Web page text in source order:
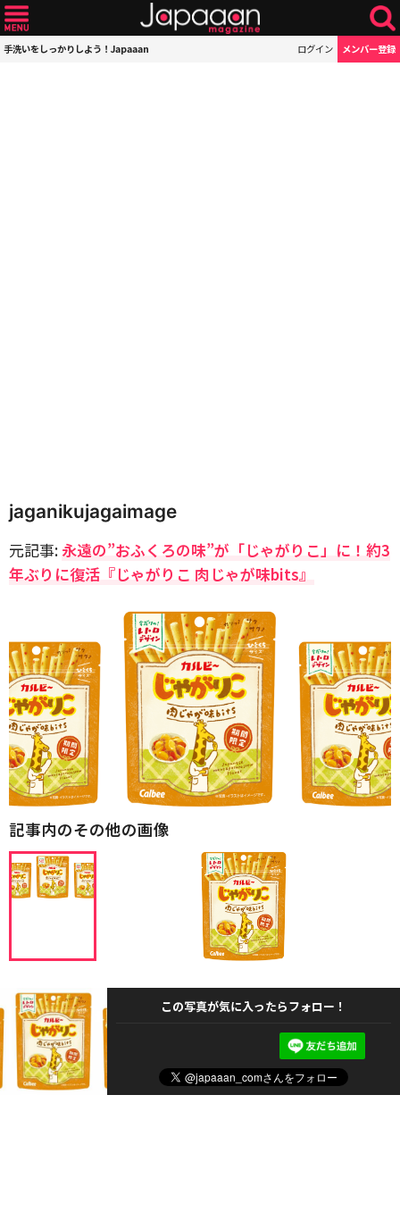
手洗いをしっかりしよう！Japaaan ログイン メンバー登録
jaganikujagaimage
元記事: 永遠の”おふくろの味”が「じゃがりこ」に！約3
年ぶりに復活『じゃがりこ 肉じゃが味bits』
記事内のその他の画像
この写真が気に入ったらフォロー！